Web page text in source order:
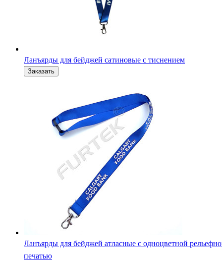
Ланъярды для бейджей сатиновые с тиснением
Ланъярды для бейджей атласные с одноцветной
печатью